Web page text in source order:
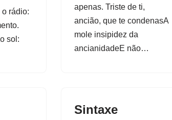
rádio:
sol:
apenas. Triste de ti,
ancião, que te condenasA
mole insipidez da
ancianidadeE não…
Sintaxe